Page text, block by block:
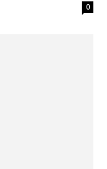
0